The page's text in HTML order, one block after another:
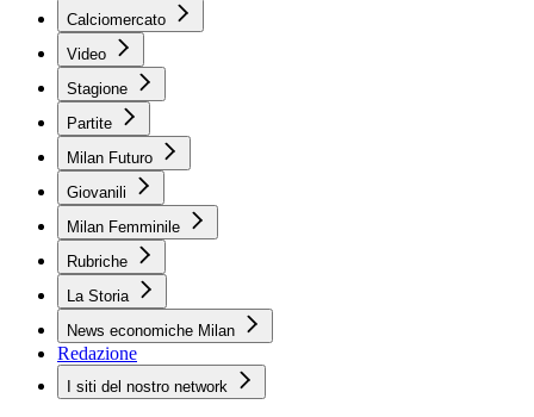
Calciomercato
Video
Stagione
Partite
Milan Futuro
Giovanili
Milan Femminile
Rubriche
La Storia
News economiche Milan
Redazione
I siti del nostro network